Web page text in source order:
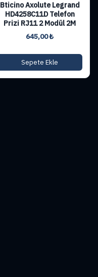
Bticino Axolute Legrand
HD4258C11D Telefon
Prizi RJ11 2 Modül 2M
645,00₺
Sepete Ekle